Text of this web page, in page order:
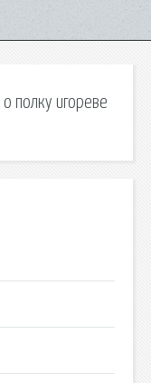
полку игореве